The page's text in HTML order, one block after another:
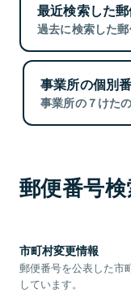
最近検索した
過去に検索した郵
事業所の個別
事業所の７けた
郵便番号
市町村変更情報
郵便番号を公表した市
しています。